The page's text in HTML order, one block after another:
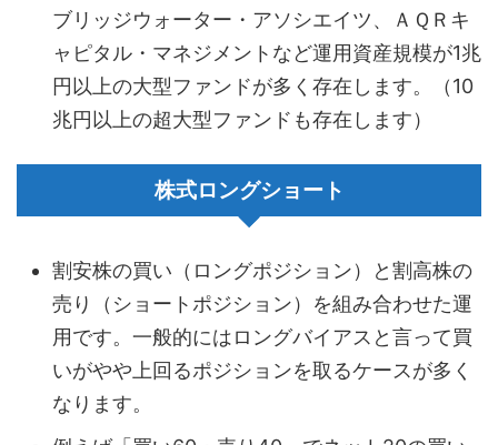
ブリッジウォーター・アソシエイツ、ＡＱＲキ
ャピタル・マネジメントなど運用資産規模が1兆
円以上の大型ファンドが多く存在します。（10
兆円以上の超大型ファンドも存在します）
株式ロングショート
割安株の買い（ロングポジション）と割高株の
売り（ショートポジション）を組み合わせた運
用です。一般的にはロングバイアスと言って買
いがやや上回るポジションを取るケースが多く
なります。